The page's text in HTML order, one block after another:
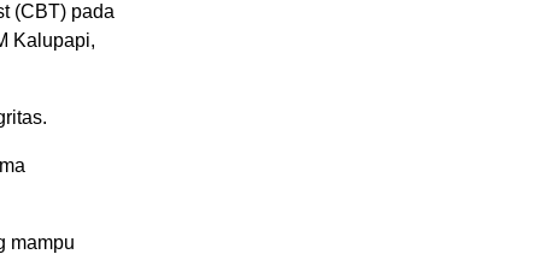
(CBT) pada
Kalupapi,
mampu